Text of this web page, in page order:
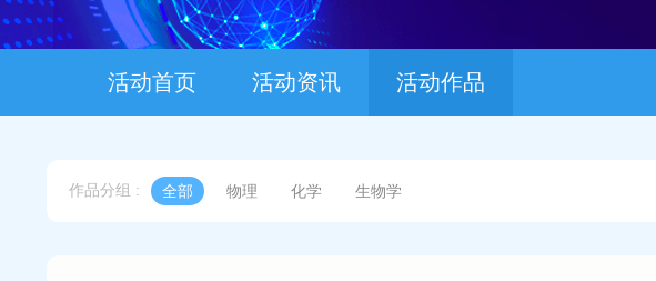
活动首页 活动资讯 活动作品
作品分组 : 全部 物理 化学 生物学